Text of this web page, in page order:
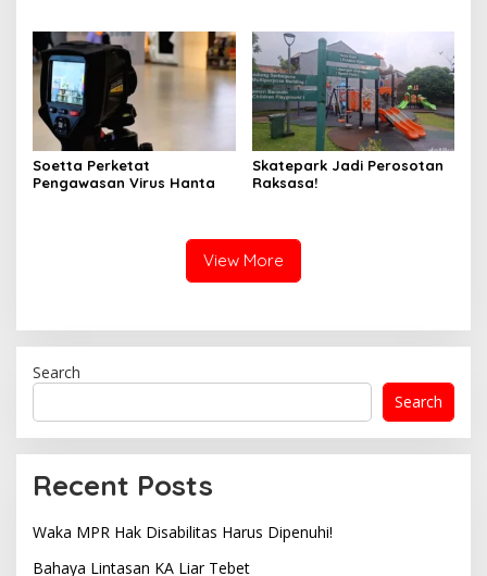
Soetta Perketat
Pengawasan Virus Hanta
Skatepark Jadi Perosotan
Raksasa!
View More
Search
Search
Recent Posts
Waka MPR Hak Disabilitas Harus Dipenuhi!
Bahaya Lintasan KA Liar Tebet